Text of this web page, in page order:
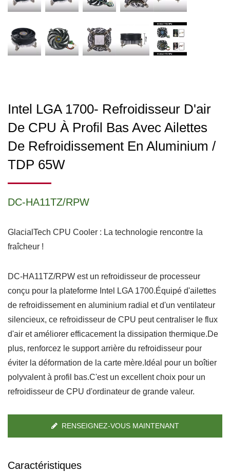
Intel LGA 1700- Refroidisseur D'air
De CPU À Profil Bas Avec Ailettes
De Refroidissement En Aluminium /
TDP 65W
DC-HA11TZ/RPW
GlacialTech CPU Cooler : La technologie rencontre la
fraîcheur !
DC-HA11TZ/RPW est un refroidisseur de processeur
conçu pour la plateforme Intel LGA 1700.Équipé d'ailettes
de refroidissement en aluminium radial et d'un ventilateur
silencieux, ce refroidisseur de CPU peut centraliser le flux
d'air et améliorer efficacement la dissipation thermique.De
plus, renforcez le support arrière du refroidisseur pour
éviter la déformation de la carte mère.Idéal pour un boîtier
polyvalent à profil bas.C'est un excellent choix pour un
refroidisseur de CPU d'ordinateur de grande valeur.
RENSEIGNEZ-VOUS MAINTENANT
Caractéristiques